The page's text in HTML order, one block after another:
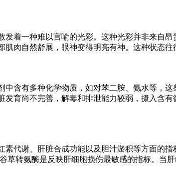
着一种难以言喻的光彩。这种光彩并非来自
肉自然舒展，眼神变得明亮有神。这种状态往
含有多种化学物质，如对苯二胺、氨水等，
育尚不完善，解毒和排泄能力较弱，摄入含
代谢、肝脏合成功能以及胆汁淤积等方面的指
草转氨酶是反映肝细胞损伤最敏感的指标。当